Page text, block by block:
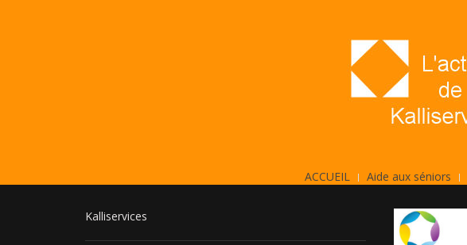
ACCUEIL Aide aux séniors
Kalliservices